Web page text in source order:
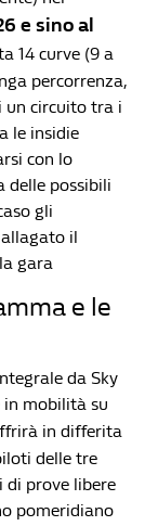
e sino al
14 curve (9 a
percorrenza,
un circuito tra i
le insidie
con lo
delle possibili
gli
il
gara
e le
da Sky
in mobilità su
in differita
delle tre
di prove libere
pomeridiano